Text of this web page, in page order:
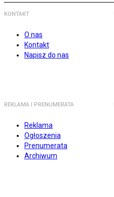
KONTAKT
O nas
Kontakt
Napisz do nas
REKLAMA I PRENUMERATA
Reklama
Ogłoszenia
Prenumerata
Archiwum